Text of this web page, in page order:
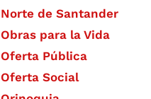
Norte de Santander
Obras para la Vida
Oferta Pública
Oferta Social​​